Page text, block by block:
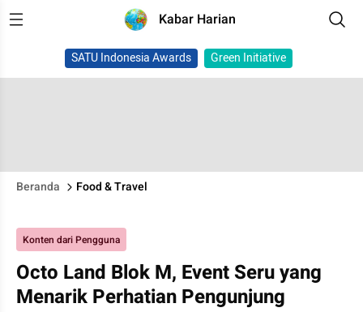
Kabar Harian
SATU Indonesia Awards Green Initiative
Beranda Food & Travel
Konten dari Pengguna
Octo Land Blok M, Event Seru yang
Menarik Perhatian Pengunjung